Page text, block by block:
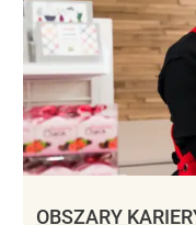
OBSZARY